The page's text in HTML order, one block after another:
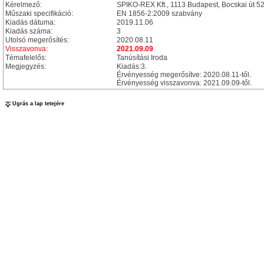
Kérelmező:
SPIKO-REX Kft., 1113 Budapest, Bocskai út
Műszaki specifikáció:
EN 1856-2:2009 szabvány
Kiadás dátuma:
2019.11.06
Kiadás száma:
3
Utolsó megerősítés:
2020.08.11
Visszavonva:
2021.09.09
Témafelelős:
Tanúsítási Iroda
Megjegyzés:
Kiadás:3.
Érvényesség megerősítve: 2020.08.11-től.
Érvényesség visszavonva: 2021.09.09-től.
Ugrás a lap tetejére